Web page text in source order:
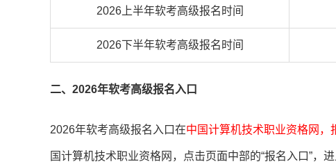
2026上半年软考高级报名时间
2026下半年软考高级报名时间
二、2026年软考高级报名入口
2026年软考高级报名入口在中国计算机技术职业资格网，
国计算机技术职业资格网，点击页面中部的“报名入口”